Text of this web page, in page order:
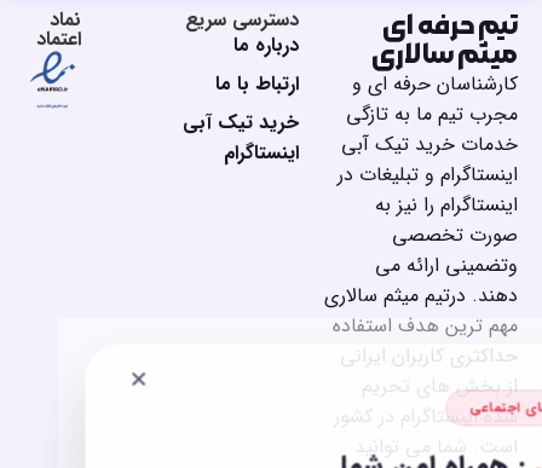
تیم حرفه ای
میثم سالاری
كارشناسان حرفه اى و
مجرب تيم ما به تازگى
خدمات خريد تيك آبى
اينستاگرام و تبليغات در
اينستاگرام را نيز به
صورت تخصصى
وتضمينى ارائه مى
دهند. درتيم ميثم سالارى
مهم ترين هدف استفاده
حداكثرى كاربران ايرانى
از بخش هاى تحريم
شده اينستاگرام در كشور
است. شما مى توانيد
دسترسی سریع
درباره ما
ارتباط با ما
خرید تیک آبی
اینستاگرام
نماد
اعتماد
✕
اجتماعی